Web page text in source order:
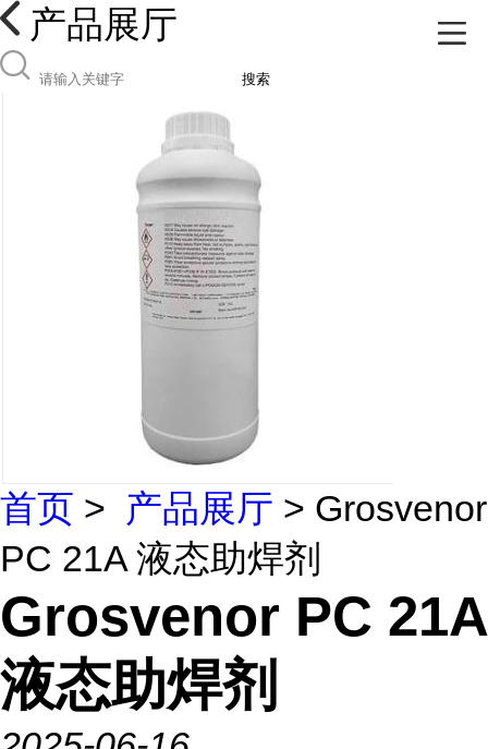
产品展厅
搜索
首页 > 产品展厅 > Grosvenor
PC 21A 液态助焊剂
Grosvenor PC 21A
液态助焊剂